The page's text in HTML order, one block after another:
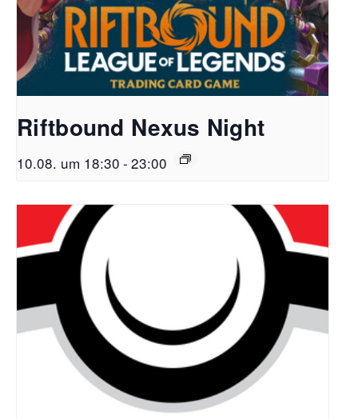
Riftbound Nexus Night
10.08. um 18:30 - 23:00